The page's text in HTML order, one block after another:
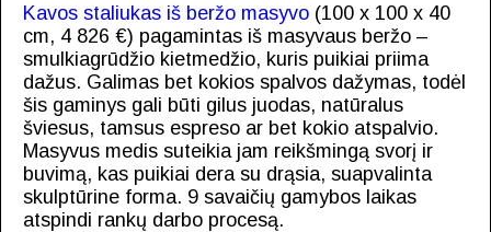
Kavos staliukas iš beržo masyvo (100 x 100 x 40
cm, 4 826 €) pagamintas iš masyvaus beržo –
smulkiagrūdžio kietmedžio, kuris puikiai priima
dažus. Galimas bet kokios spalvos dažymas, todėl
šis gaminys gali būti gilus juodas, natūralus
šviesus, tamsus espreso ar bet kokio atspalvio.
Masyvus medis suteikia jam reikšmingą svorį ir
buvimą, kas puikiai dera su drąsia, suapvalinta
skulptūrine forma. 9 savaičių gamybos laikas
atspindi rankų darbo procesą.